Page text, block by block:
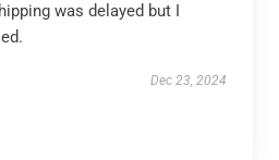
was delayed but I
Dec 23, 2024